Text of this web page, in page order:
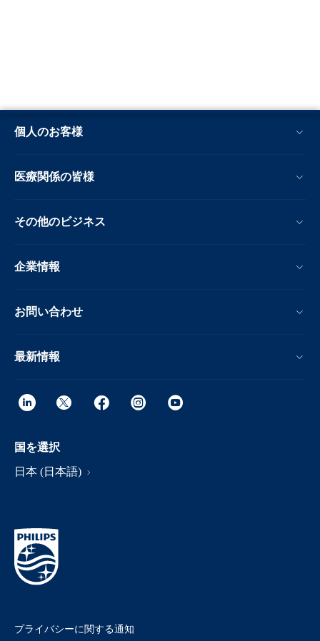
個人のお客様
医療関係の皆様
その他のビジネス
企業情報
お問い合わせ
最新情報
国を選択
日本 (日本語)
プライバシーに関する通知